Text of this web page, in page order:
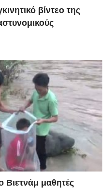
βίντεο της
μαθητές